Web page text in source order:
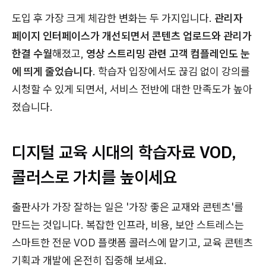
도입 후 가장 크게 체감한 변화는 두 가지입니다. 관리자
페이지 인터페이스가 개선되면서 콘텐츠 업로드와 관리가
한결 수월해졌고, 영상 스트리밍 관련 고객 컴플레인도 눈
에 띄게 줄었습니다. 학습자 입장에서도 끊김 없이 강의를
시청할 수 있게 되면서, 서비스 전반에 대한 만족도가 높아
졌습니다.
디지털 교육 시대의 학습자료 VOD,
콜러스로 가치를 높이세요
출판사가 가장 잘하는 일은 '가장 좋은 교재와 콘텐츠'를
만드는 것입니다. 복잡한 인프라, 비용, 보안 스트레스는
스마트한 전문 VOD 플랫폼 콜러스에 맡기고, 교육 콘텐츠
기획과 개발에 온전히 집중해 보세요.